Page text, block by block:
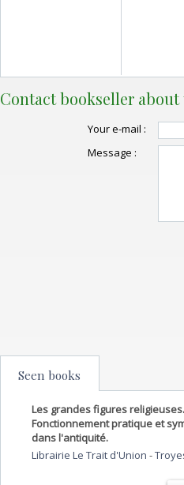
Contact bookseller
Your e-mail :
Message :
Seen books
Les grandes figures religieuses.
Fonctionnement pratique et
dans l'antiquité.
Librairie Le Trait d'Union -